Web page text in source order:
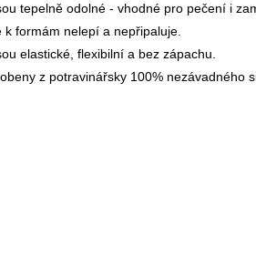
tepelně odolné - vhodné pro pečení i
k formám nelepí a nepřipaluje.
elastické, flexibilní a bez zápachu.
z potravinářsky 100% nezávadného